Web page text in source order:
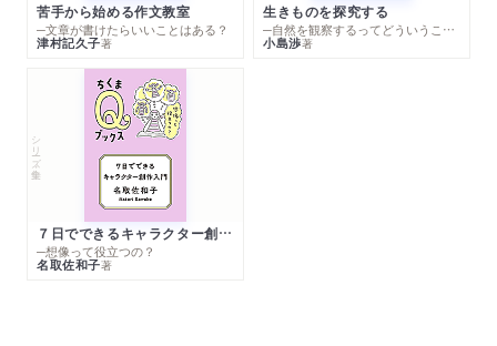
苦手から始める作文教室
─文章が書けたらいいことはある？
津村記久子著
生きものを探究する
─自然を観察するってどういうこと？
小島渉著
シリーズ・全集
７日でできるキャラクター創作入門
─想像って役立つの？
名取佐和子著